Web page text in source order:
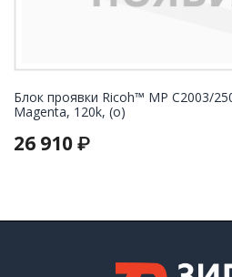
Блок проявки Ricoh™ MP C2003/
Magenta, 120k, (o)
26 910 ₽